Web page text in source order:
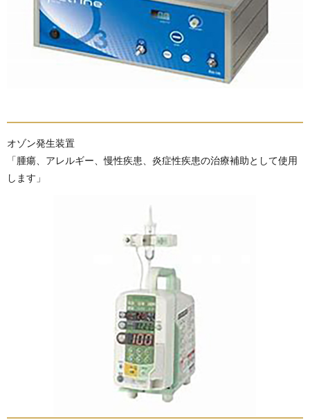
オゾン発生装置
「腫瘍、アレルギー、慢性疾患、炎症性疾患の治療補助として使用
します」